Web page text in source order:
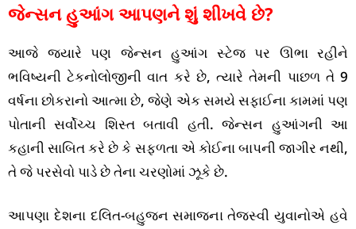
જેન્સન હુઆંગ આપણને શું શીખવે છે?
આજે જ્યારે પણ જેન્સન હુઆંગ સ્ટેજ પર ઊભા રહીને
ભવિષ્યની ટેકનોલોજીની વાત કરે છે, ત્યારે તેમની પાછળ તે 9
વર્ષના છોકરાનો આત્મા છે, જેણે એક સમયે સફાઈના કામમાં પણ
પોતાની સર્વોચ્ચ શિસ્ત બતાવી હતી. જેન્સન હુઆંગની આ
કહાની સાબિત કરે છે કે સફળતા એ કોઈના બાપની જાગીર નથી,
તે જે પરસેવો પાડે છે તેના ચરણોમાં ઝૂકે છે.
આપણા દેશના દલિત-બહુજન સમાજના તેજસ્વી યુવાનોએ હવે